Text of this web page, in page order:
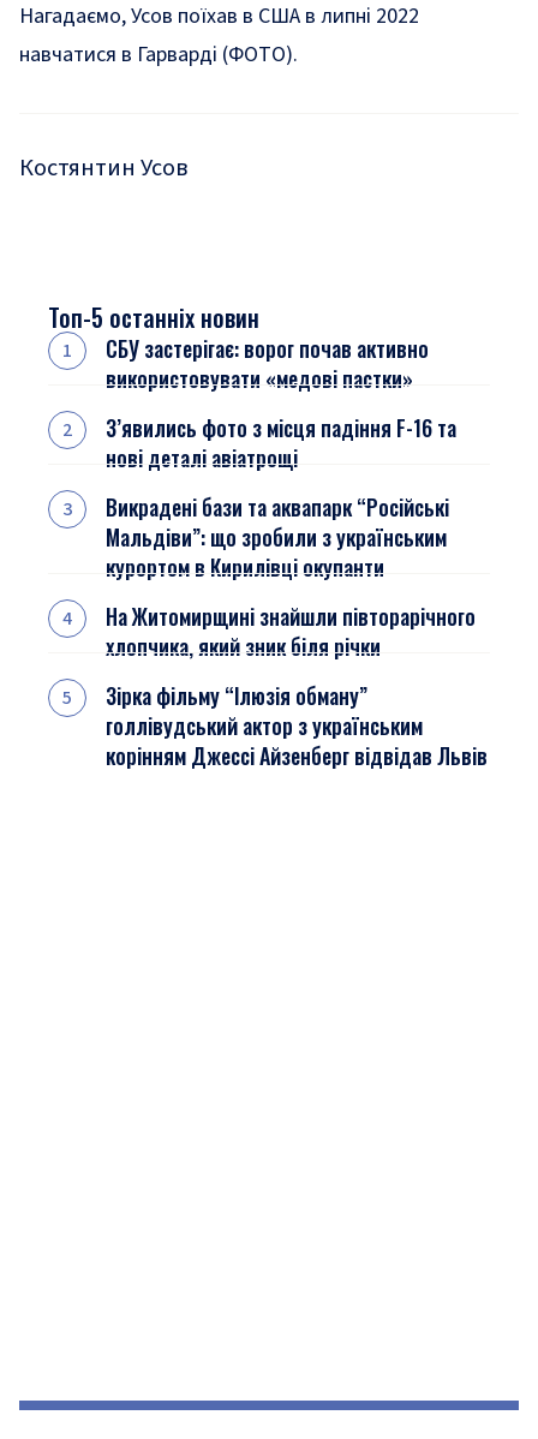
Нагадаємо, Усов поїхав в США в липні 2022
навчатися в Гарварді (ФОТО).
Костянтин Усов
Топ-5 останніх новин
СБУ застерігає: ворог почав активно
використовувати «медові пастки»
З’явились фото з місця падіння F-16 та
нові деталі авіатрощі
Викрадені бази та аквапарк “Російські
Мальдіви”: що зробили з українським
курортом в Кирилівці окупанти
На Житомирщині знайшли півторарічного
хлопчика, який зник біля річки
Зірка фільму “Ілюзія обману”
голлівудський актор з українським
корінням Джессі Айзенберг відвідав Львів